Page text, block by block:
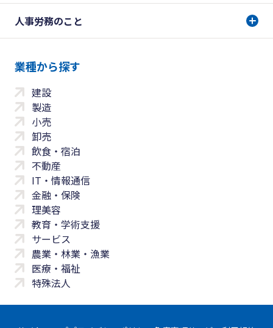
人事労務のこと
業種から探す
建設
製造
小売
卸売
飲食・宿泊
不動産
IT・情報通信
金融・保険
理美容
教育・学術支援
サービス
農業・林業・漁業
医療・福祉
特殊法人